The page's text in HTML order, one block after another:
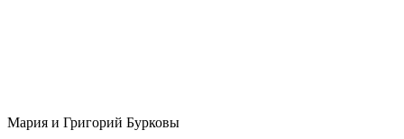
Мария и Григорий Бурковы